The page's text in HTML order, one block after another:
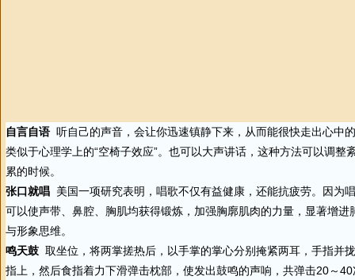
自言自语听自己的声音，会让你迅速镇静下来，从而能很快走出心中
类似于心理学 上的“空椅子效应”。也可以大声讲话，这种方法可以调整
累的时候。
张口就唱 美国一项研究表明，唱歌不仅有益健康，还能抗疲劳。因为
可以使声带、鼻腔、胸肌均获得锻炼，加强胸廓肌肉的力量，显著增进
与形象思维。
鸣天鼓 取坐位，将两掌搓热后，以手掌的掌心分别掩紧两耳，手指并
指上，然后食指着力下滑弹击枕部，使发出鼓鸣的声响，共弹击20～